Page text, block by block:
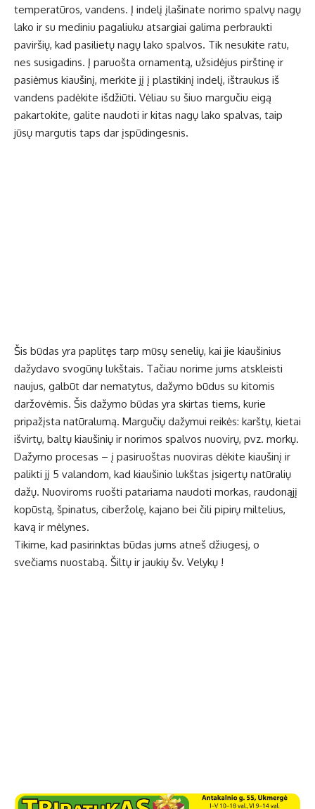
temperatūros, vandens. Į indelį įlašinate norimo spalvų nagų
lako ir su mediniu pagaliuku atsargiai galima perbraukti
paviršių, kad pasilietų nagų lako spalvos. Tik nesukite ratu,
nes susigadins. Į paruošta ornamentą, užsidėjus pirštinę ir
pasiėmus kiaušinį, merkite jį į plastikinį indelį, ištraukus iš
vandens padėkite išdžiūti. Vėliau su šiuo margučiu eigą
pakartokite, galite naudoti ir kitas nagų lako spalvas, taip
jūsų margutis taps dar įspūdingesnis.
Šis būdas yra paplitęs tarp mūsų senelių, kai jie kiaušinius
dažydavo svogūnų lukštais. Tačiau norime jums atskleisti
naujus, galbūt dar nematytus, dažymo būdus su kitomis
daržovėmis. Šis dažymo būdas yra skirtas tiems, kurie
pripažįsta natūralumą. Margučių dažymui reikės: karštų, kietai
išvirtų, baltų kiaušinių ir norimos spalvos nuovirų, pvz. morkų.
Dažymo procesas – į pasiruoštas nuoviras dėkite kiaušinį ir
palikti jį 5 valandom, kad kiaušinio lukštas įsigertų natūralių
dažų. Nuoviroms ruošti patariama naudoti morkas, raudonąjį
kopūstą, špinatus, ciberžolę, kajano bei čili pipirų miltelius,
kavą ir mėlynes.
Tikime, kad pasirinktas būdas jums atneš džiugesį, o
svečiams nuostabą. Šiltų ir jaukių šv. Velykų !